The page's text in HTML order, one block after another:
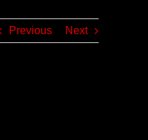
Previous Next